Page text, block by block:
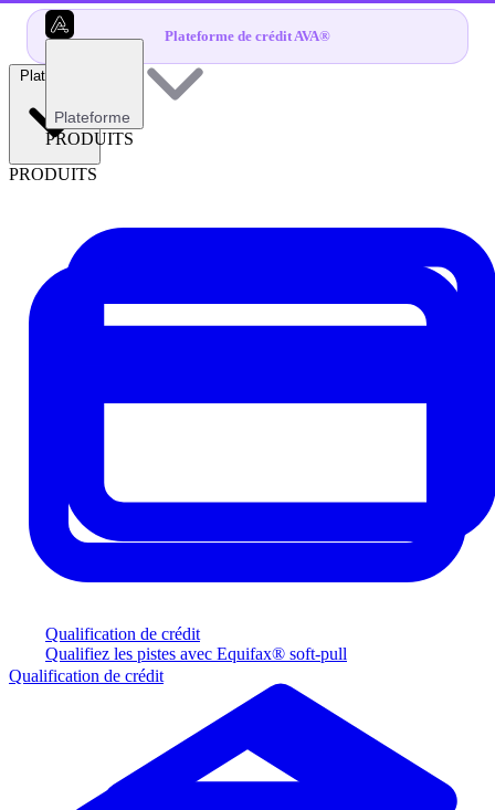
Plateforme de crédit AVA®
Plateforme
PRODUITS
Qualification de crédit
Qualifiez les pistes avec Equifax® soft-pull
Plateforme
PRODUITS
Qualification de crédit